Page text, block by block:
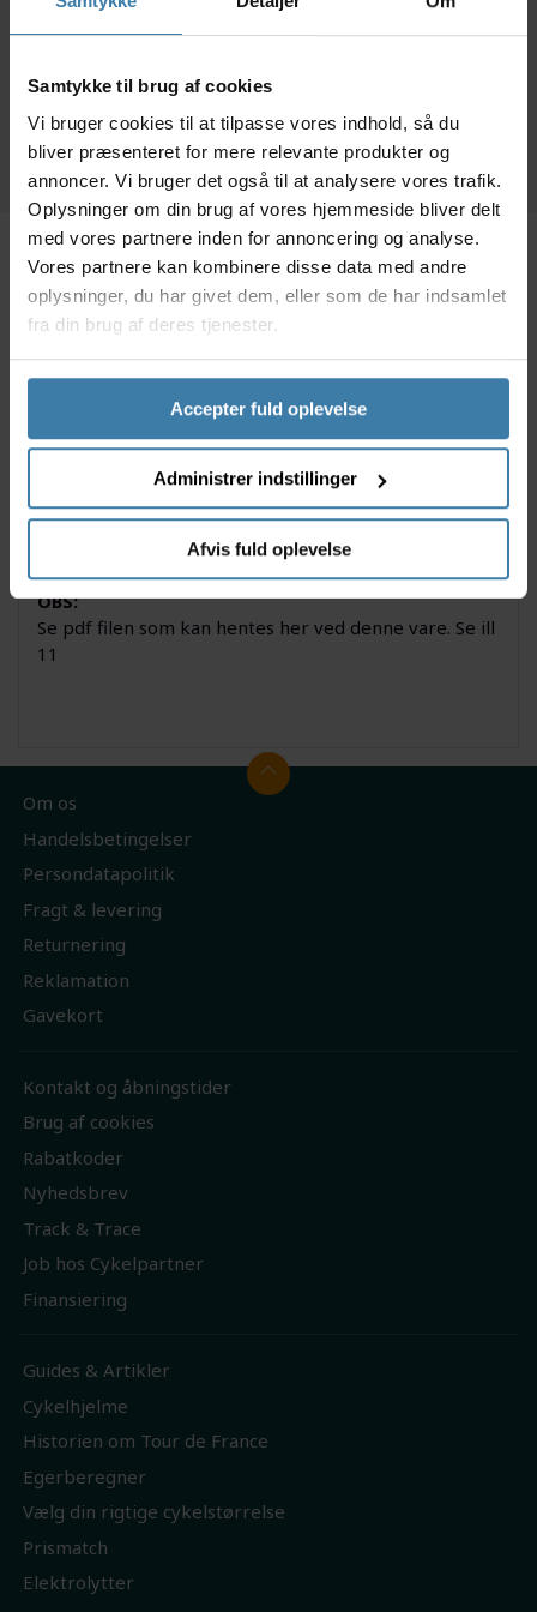
Samtykke til brug af cookies
Vi bruger cookies til at tilpasse vores indhold, så du
bliver præsenteret for mere relevante produkter og
annoncer. Vi bruger det også til at analysere vores trafik.
Oplysninger om din brug af vores hjemmeside bliver delt
med vores partnere inden for annoncering og analyse.
Vores partnere kan kombinere disse data med andre
oplysninger, du har givet dem, eller som de har indsamlet
fra din brug af deres tjenester.
Accepter fuld oplevelse
Administrer indstillinger
Afvis fuld oplevelse
Forventet leveringstid:
10 dage
Beskrivelse Specifikationer Dokumenter
Dette sæt består af 2 stk. pulleyhjul til bagskiftere.
model RD-M970.
Pulleyhjul i sæt bestående af 2 stk.til bagskifter
OBS:
Se pdf filen som kan hentes her ved denne vare. Se ill
11
Om os
Handelsbetingelser
Persondatapolitik
Fragt & levering
Returnering
Reklamation
Gavekort
Kontakt og åbningstider
Brug af cookies
Rabatkoder
Nyhedsbrev
Track & Trace
Job hos Cykelpartner
Finansiering
Guides & Artikler
Cykelhjelme
Historien om Tour de France
Egerberegner
Vælg din rigtige cykelstørrelse
Prismatch
Elektrolytter